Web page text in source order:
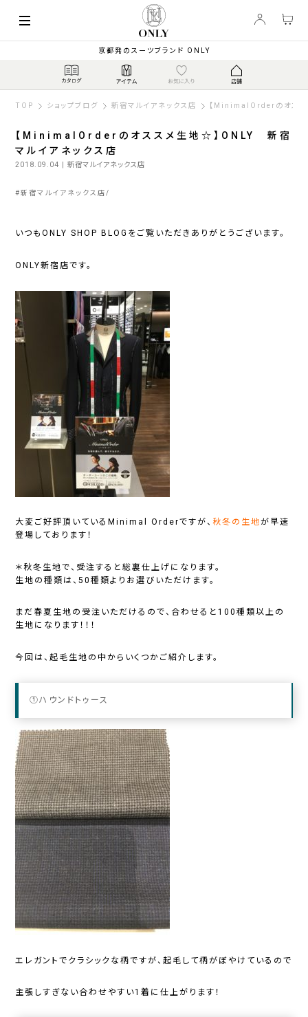
京都発のスーツブランド ONLY
TOP ショップブログ 新宿マルイアネックス店 【MinimalOrderのオス
【MinimalOrderのオススメ生地☆】ONLY 新宿
マルイアネックス店
2018.09.04 | 新宿マルイアネックス店
#新宿マルイアネックス店
いつもONLY SHOP BLOGをご覧いただきありがとうございます。
ONLY新宿店です。
大変ご好評頂いているMinimal Orderですが、秋冬の生地が 早速
登場しております！
＊秋冬生地で、受注すると総裏仕上げになります。
生地の種類は、50種類よりお選びいただけます。
まだ春夏生地の受注いただけるので、合わせると100種類以上の
生地になります！！！
今回は、起毛生地の中からいくつかご紹介します。
①ハウンドトゥース
エレガントでクラシックな柄ですが、起毛して柄がぼやけているので
主張しすぎない合わせやすい1着に仕上がります！